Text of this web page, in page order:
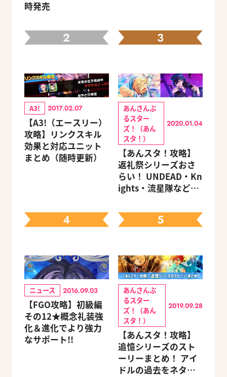
時発売
2
A3! 2017.02.07
【A3!（エースリー）
攻略】リンクスキル
効果と対応ユニット
まとめ（随時更新）
3
あんさんぶ
るスター
ズ！（あん
スタ！）
2020.01.04
【あんスタ！攻略】
返礼祭シリーズおさ
らい！ UNDEAD・Kn
ights・流星隊など、
ェック
4
ニュース 2016.09.03
【FGO攻略】初級編
その12★概念礼装強
化＆進化でより強力
なサポート!!
5
あんさんぶ
るスター
ズ！（あん
スタ！）
2019.09.28
【あんスタ！攻略】
追憶シリーズのスト
ーリーまとめ！ アイ
ドルの過去をネタバ